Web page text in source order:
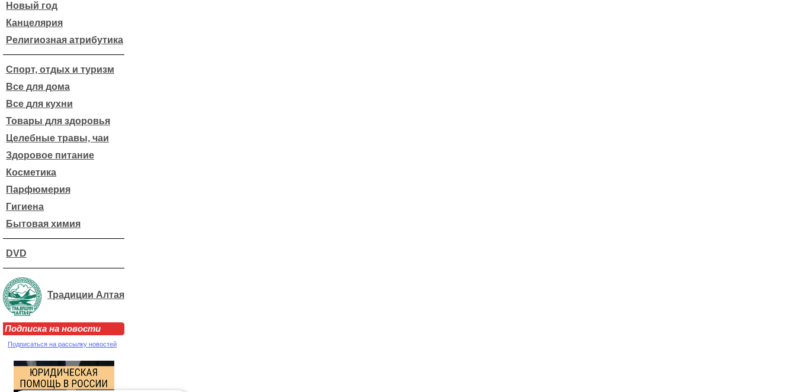
Новый год
Канцелярия
Религиозная атрибутика
Спорт, отдых и туризм
Все для дома
Все для кухни
Товары для здоровья
Целебные травы, чаи
Здоровое питание
Косметика
Парфюмерия
Гигиена
Бытовая химия
DVD
Традиции Алтая
Подписка на новости
Подписаться на рассылку новостей